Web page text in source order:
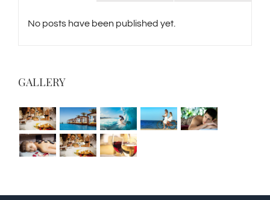
No posts have been published yet.
GALLERY